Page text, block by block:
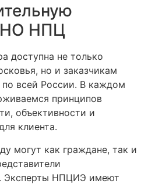
НПЦ
доступна не только
но и заказчикам
всей России. В каждом
принципов
объективности и
клиента.
могут как граждане, так и
Эксперты НПЦИЭ имеют